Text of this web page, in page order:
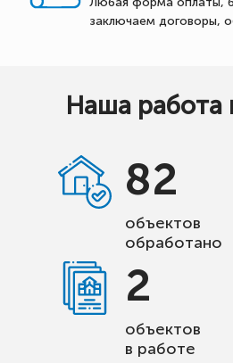
заключаем договоры,
Наша работа
82
объектов
обработано
2
объектов
в работе